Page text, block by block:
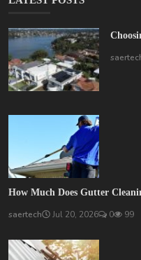
How Much Does Gutter
saertech Jul 20, 2026 0 99